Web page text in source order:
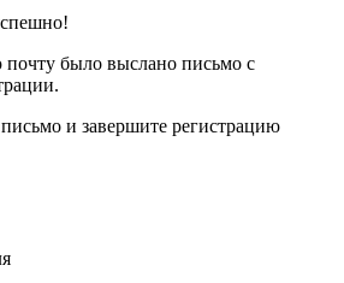
было выслано письмо с
и завершите регистрацию